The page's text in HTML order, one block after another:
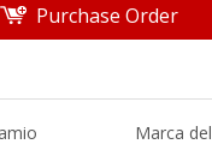
Purchase Order
Marca